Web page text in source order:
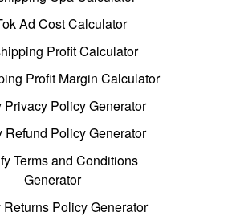
Ad Cost Calculator
Profit Calculator
Profit Margin Calculator
Privacy Policy Generator
Refund Policy Generator
Terms and Conditions
Generator
Policy Generator